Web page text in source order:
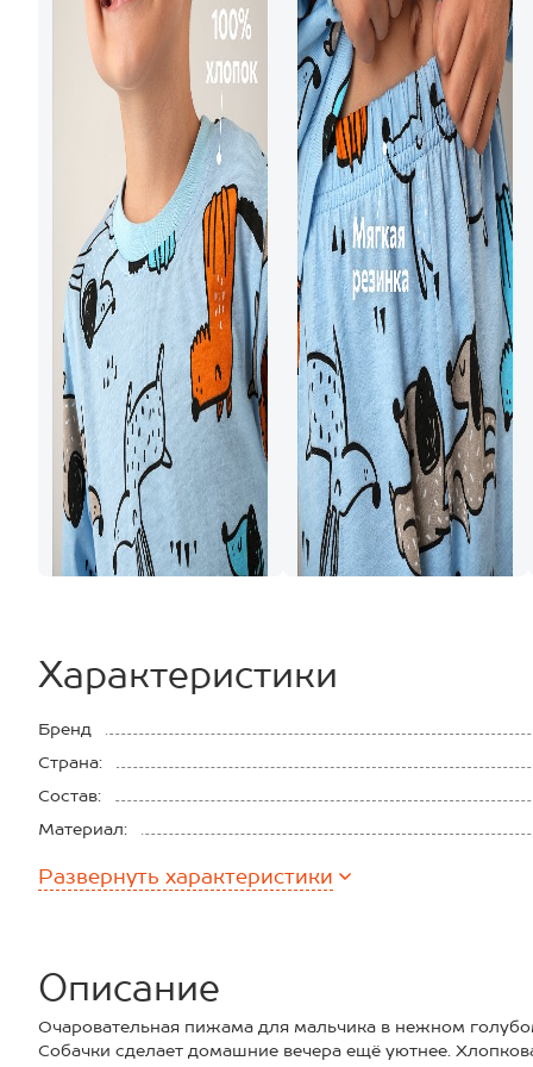
Характеристики
Бренд
Страна:
Состав:
Материал:
Развернуть характеристики
Описание
Очаровательная пижама для мальчика в нежном
Собачки сделает домашние вечера ещё уютнее.